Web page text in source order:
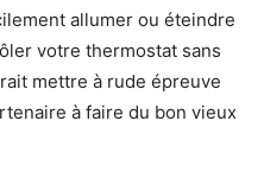
allumer ou éteindre
votre thermostat sans
mettre à rude épreuve
à faire du bon vieux